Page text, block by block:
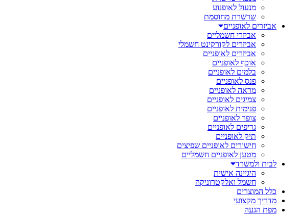
מנעול לאופנוע
שרשרת מחוסמת
אביזרים לאופניים
אביזרי חשמליים
אביזרים לקורקינט חשמלי
אביזרים לאופניים
אוכף לאופניים
בלמים לאופניים
פנס לאופניים
מראה לאופניים
צמיגים לאופניים
פנימית לאופניים
צופר לאופניים
גריפים לאופניים
תיק לאופניים
חישורים לאופניים שפיצים
מטען לאופניים חשמליים
לבית ולמשרד
היגיינה אישית
חשמל ואלקטרוניקה
כלל המוצרים
מדריך מקצועי
מפת הגעה